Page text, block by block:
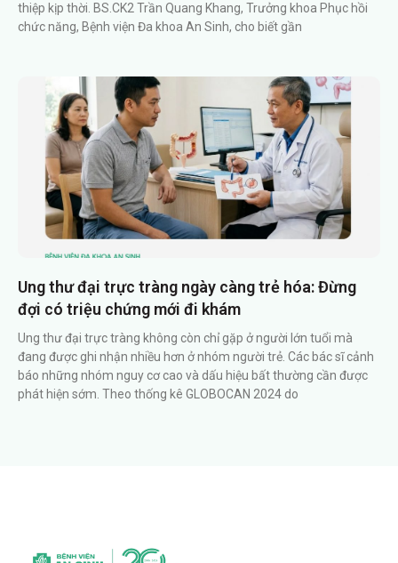
thiệp kịp thời. BS.CK2 Trần Quang Khang, Trưởng khoa Phục hồi
chức năng, Bệnh viện Đa khoa An Sinh, cho biết gần
Ung thư đại trực tràng ngày càng trẻ hóa: Đừng
đợi có triệu chứng mới đi khám
Ung thư đại trực tràng không còn chỉ gặp ở người lớn tuổi mà
đang được ghi nhận nhiều hơn ở nhóm người trẻ. Các bác sĩ cảnh
báo những nhóm nguy cơ cao và dấu hiệu bất thường cần được
phát hiện sớm. Theo thống kê GLOBOCAN 2024 do